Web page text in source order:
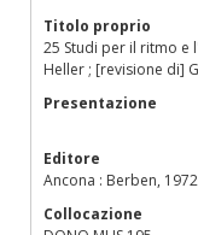
Titolo proprio
25 Studi per il ritmo e
Heller ; [revisione di]
Presentazione
Editore
Ancona : Berben, 1972
Collocazione